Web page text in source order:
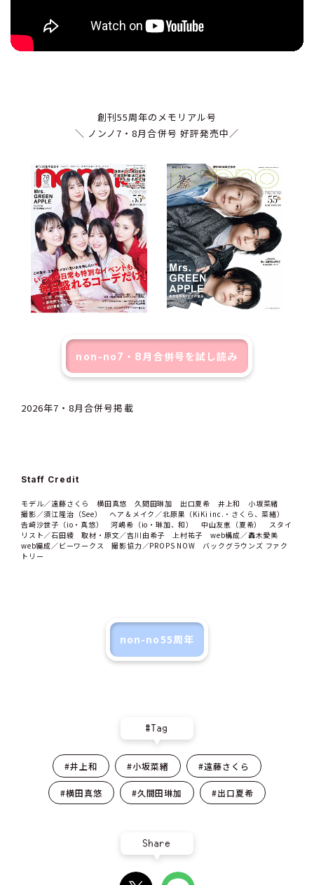
創刊55周年のメモリアル号
＼ ノンノ7・8月合併号 好評発売中／
non-no7・8月合併号を試し読み
2026年7・8月合併号掲載
Staff Credit
モデル／遠藤さくら 横田真悠 久間田琳加 出口夏希 井上和 小坂菜緒
撮影／須江隆治（See） ヘア＆メイク／北原果（KiKi inc.・さくら、菜緒）
𠮷﨑沙世子（io・真悠） 河嶋希（io・琳加、和） 中山友恵（夏希） スタイ
リスト／石田綾 取材・原文／吉川由希子 上村祐子 web構成／轟木愛美
web編成／ビーワークス 撮影協力／PROPS NOW バックグラウンズ ファク
トリー
non-no55周年
#Tag
#井上和 #小坂菜緒 #遠藤さくら
#横田真悠 #久間田琳加 #出口夏希
Share